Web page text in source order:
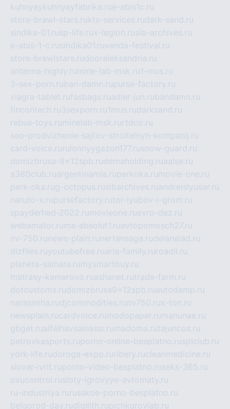
kuhnyaykuhnyayfabrika.rue-abis1c.ru
store-brawl-stars.rukts-services.rudark-sand.ru
sindika-01.rusp-life.rux-legion.rusib-archives.ru
e-abis-1-c.rusindika01.ruvenda-festival.ru
store-brawlstars.rudooraleksandria.ru
antenna-highly.ru mine-lab-msk.ru1-mus.ru
3-sex-porn.ruban-damn.rupurse-factory.ru
viagra-tablet.rufasbags.ruadler-jun.rubandamn.ru
fincontech.ru3sexporn.ru1mus.rudarksand.ru
rebus-toys.ru minelab-msk.ru rtdco.ru
seo-prodvizhenie-sajtov-stroitelnyh-kompanij.ru
card-voice.ru rulonnyygazon177.rusnow-guard.ru
domizbrusa-9x12spb.rudemaholding.ruaalse.ru
a380club.ruargentinamia.ruperkoka.ru movie-one.ru
perk-oka.rug-octopus.rusibarchives.ruandreislyusar.ru
naruto-x.rupursefactory.rutor-lyubov-i-grom.ru
spayderhed-2022.ru movieone.ruevro-dez.ru
webamator.ru ma-absolut1.ruavtopomosch27.ru
nv-750.ru news-plain.ru nertansaga.rudelanalad.ru
dizfiles.ruyoutubefree.ruaria-family.ru roadli.ru
planeta-samara.ru mysmartbuy.ru
matrasy-kemerovo.ruashanet.rutrade-farm.ru
dotcustoms.rudomizbrusa9x12spb.ruautodamp.ru
narasimha.rudjcommodities.ru nv750.rux-ton.ru
newsplain.rucardvoice.ru modopaper.ru manunae.ru
gbget.rualfeihavsalnassr.ru madoma.rutajuncos.ru
petrovkasports.ruporno-online-besplatno.rusplclub.ru
york-life.rudoroga-expo.ru ribery.rucleanmedicine.ru
slovar-ivrit.ruporno-video-besplatno.ruseks-365.ru
ovucontrol.rusloty-igrovyye-avtomaty.ru
ru-industriya.ru russkoe-porno-besplatno.ru
belgorod-day.rudigilith.rupichkurovlab.ru